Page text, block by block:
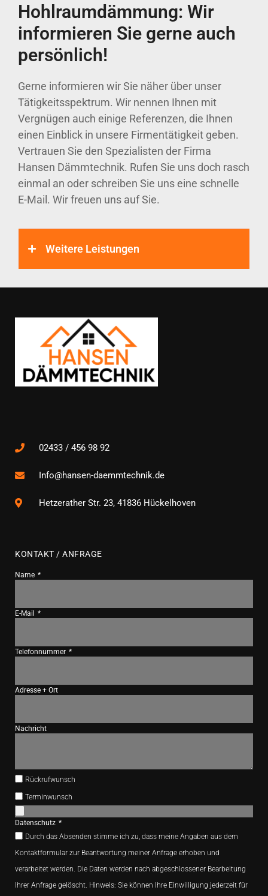
Hohlraumdämmung: Wir
informieren Sie gerne auch
persönlich!
Gerne informieren wir Sie näher über unser
Tätigkeitsspektrum. Wir nennen Ihnen mit
Vergnügen auch einige Referenzen, die Ihnen
einen Einblick in unsere Firmentätigkeit geben.
Vertrauen Sie den Spezialisten der Firma
Hansen Dämmtechnik. Rufen Sie uns doch rasch
einmal an oder schreiben Sie uns eine schnelle
E-Mail. Wir freuen uns auf Sie.
Weitere Leistungen
02433 / 456 98 92
Info@hansen-daemmtechnik.de
Hetzerather Str. 23, 41836 Hückelhoven
KONTAKT / ANFRAGE
Name
E-Mail
Telefonnummer
Adresse + Ort
Nachricht
Rückrufwunsch
Terminwunsch
Datenschutz
Durch das Absenden stimme ich zu, dass meine Angaben aus dem
Kontaktformular zur Beantwortung meiner Anfrage erhoben und
verarbeitet werden. Die Daten werden nach abgeschlossener Bearbeitung
Ihrer Anfrage gelöscht. Hinweis: Sie können Ihre Einwilligung jederzeit für